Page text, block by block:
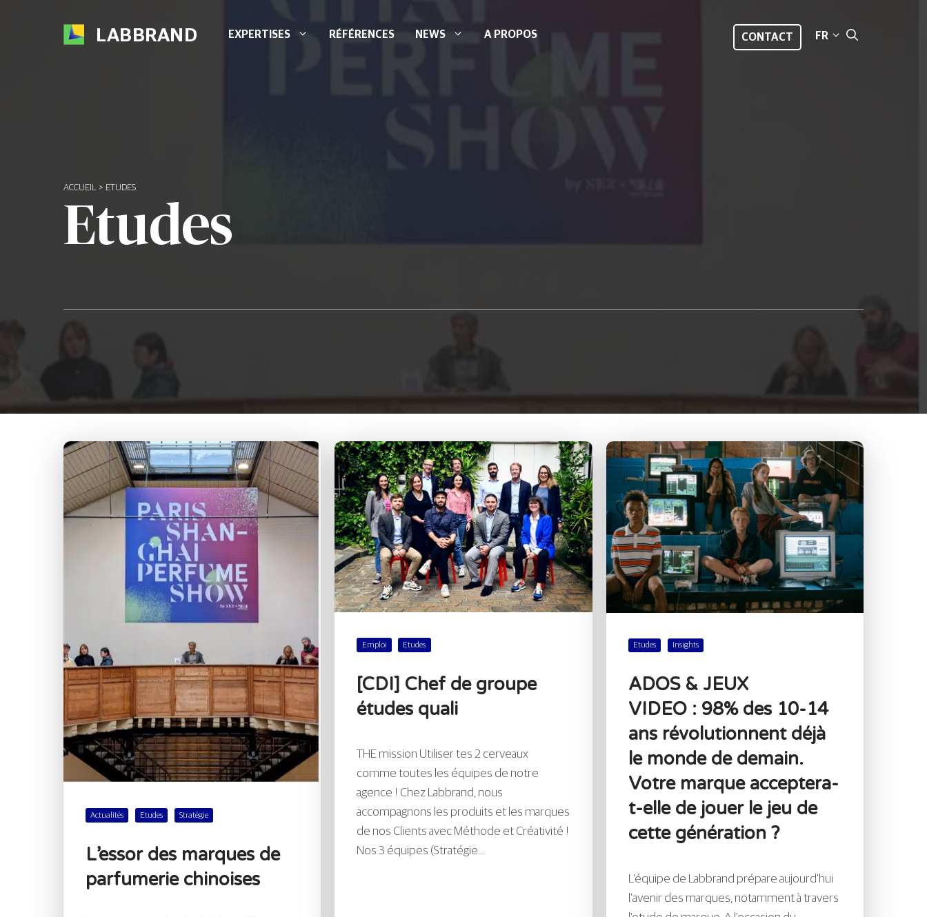
CONTACT FR
LABBRAND EXPERTISES RÉFÉRENCES NEWS A PROPOS
ACCUEIL > ETUDES
Etudes
Actualités Etudes Stratégie
L’essor des marques de
parfumerie chinoises
Emploi Etudes
[CDI] Chef de groupe
études quali
THE mission Utiliser tes 2 cerveaux
comme toutes les équipes de notre
agence ! Chez Labbrand, nous
accompagnons les produits et les marques
de nos Clients avec Méthode et Créativité !
Nos 3 équipes (Stratégie...
Etudes Insights
ADOS & JEUX
VIDEO : 98% des 10-14
ans révolutionnent déjà
le monde de demain.
Votre marque acceptera-
t-elle de jouer le jeu de
cette génération ?
L’équipe de Labbrand prépare aujourd’hui
l’avenir des marques, notamment à travers